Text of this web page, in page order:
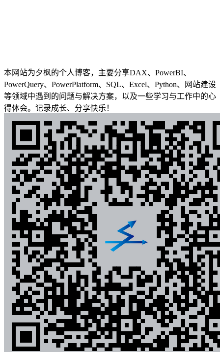
本网站为夕枫的个人博客，主要分享DAX、PowerBI、
PowerQuery、PowerPlatform、SQL、Excel、Python、网站建设
等领域中遇到的问题与解决方案，以及一些学习与工作中的心
得体会。记录成长、分享快乐！